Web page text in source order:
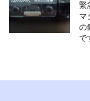
緊
マ
の
で